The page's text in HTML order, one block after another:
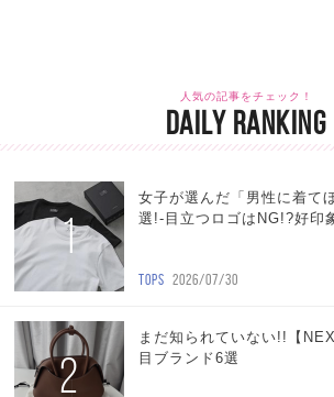
人気の記事をチェック！
DAILY RANKING
1
女子が選んだ「男性に着て
選!-目立つロゴはNG!?好印
TOPS 2026/07/30
2
まだ知られていない!!【
目ブランド6選